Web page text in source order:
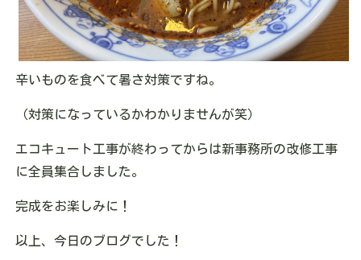
辛いものを食べて暑さ対策ですね。
（対策になっているかわかりませんが笑）
エコキュート工事が終わってからは新事務所の改修工事
に全員集合しました。
完成をお楽しみに！
以上、今日のブログでした！